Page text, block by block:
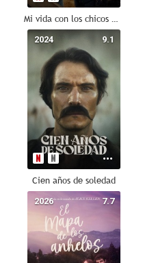
Mi vida con los chicos Walter
9.1
2024
Cien años de soledad
7.7
2026